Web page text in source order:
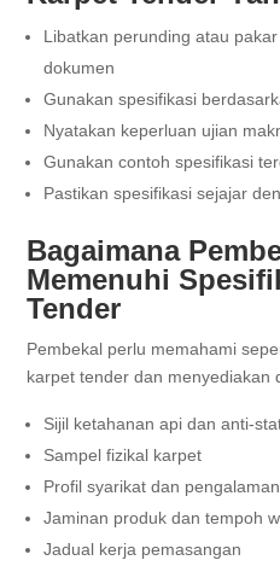
Libatkan perunding atau
dokumen
Gunakan spesifikasi
Nyatakan keperluan ujian
Gunakan contoh spesifikasi
Pastikan spesifikasi sejajar
Bagaimana
Memenuhi
Tender
Pembekal perlu memahami
karpet tender dan menyediakan
Sijil ketahanan api dan anti-
Sampel fizikal karpet
Profil syarikat dan
Jaminan produk dan tempoh
Jadual kerja pemasangan